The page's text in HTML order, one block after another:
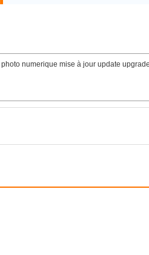
numerique mise à jour update